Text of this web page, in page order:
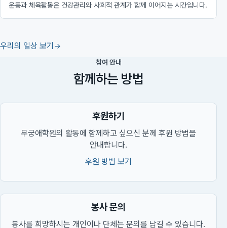
운동과 체육활동은 건강관리와 사회적 관계가 함께 이어지는 시간입니다.
우리의 일상 보기
참여 안내
함께하는 방법
후원하기
무궁애학원의 활동에 함께하고 싶으신 분께 후원 방법을
안내합니다.
후원 방법 보기
봉사 문의
봉사를 희망하시는 개인이나 단체는 문의를 남길 수 있습니다.